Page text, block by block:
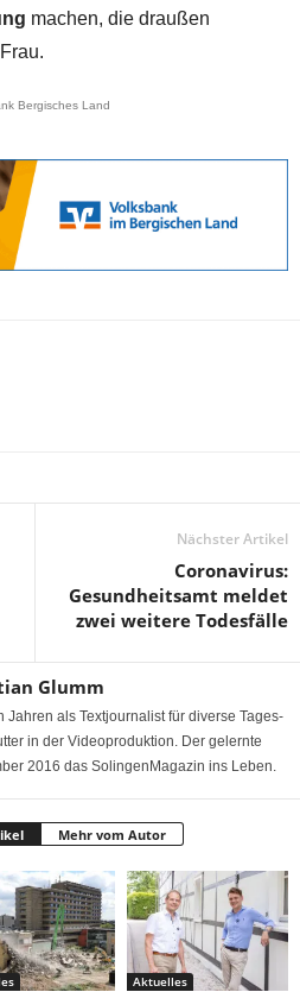
machen, die draußen
Bergisches Land
Nächster Artikel
Coronavirus:
Gesundheitsamt meldet
zwei weitere Todesfälle
Glumm
Jahren als Textjournalist für diverse Tages-
in der Videoproduktion. Der gelernte
2016 das SolingenMagazin ins Leben.
Mehr vom Autor
Aktuelles